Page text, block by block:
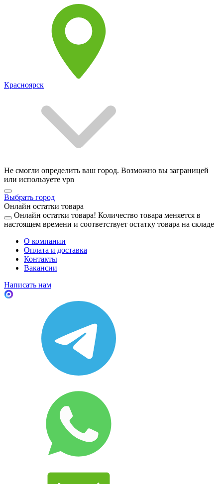
Красноярск
Не смогли определить ваш город. Возможно вы заграницей
или используете vpn
Выбрать город
Онлайн остатки товара
Онлайн остатки товара! Количество товара меняется в
настоящем времени и соответствует остатку товара на складе
О компании
Оплата и доставка
Контакты
Вакансии
Написать нам